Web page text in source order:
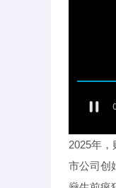
2025年
市公司创